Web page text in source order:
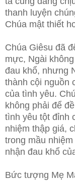
thanh luyện
Chúa mật thiết
Chúa Giêsu đã
mực, Ngài
đau khổ, nhưng
thành cội nguồn
của tình yêu.
không phải để
tình yêu tột đỉnh
nhiệm thập giá,
trong mầu
nhận đau khổ
Bức tượng Mẹ